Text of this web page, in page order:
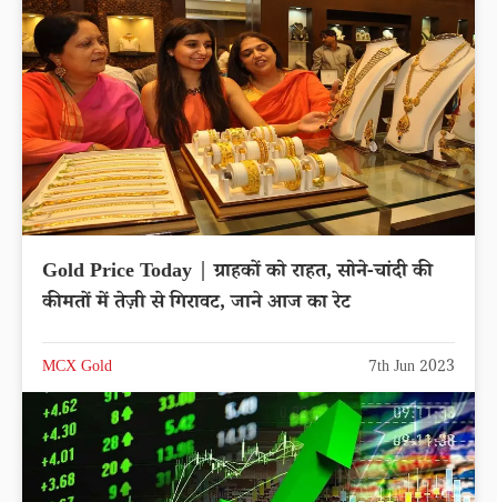
Gold Price Today | ग्राहकों को राहत, सोने-चांदी की
कीमतों में तेज़ी से गिरावट, जाने आज का रेट
MCX Gold 7th Jun 2023